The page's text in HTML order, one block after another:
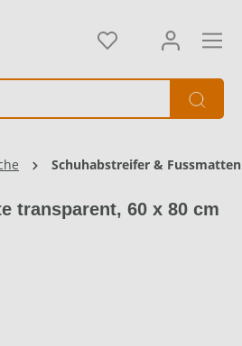
Schuhabstreifer & Fussmatten
transparent, 60 x 80 cm